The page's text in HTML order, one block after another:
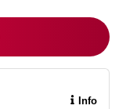
Info